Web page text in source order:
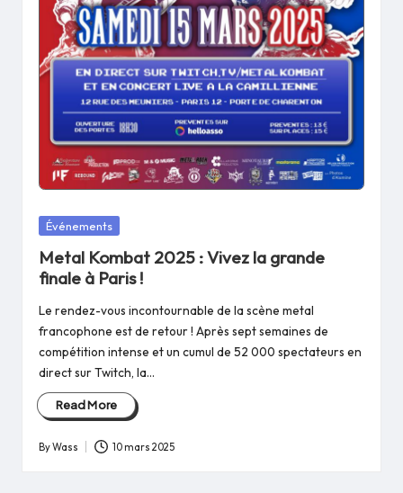
Posted
Événements
Metal Kombat 2025 : Vivez la grande
finale à Paris !
Le rendez-vous incontournable de la scène metal
francophone est de retour ! Après sept semaines de
compétition intense et un cumul de 52 000 spectateurs en
direct sur Twitch, la…
Read More
Posted
ByWass 10 mars 2025